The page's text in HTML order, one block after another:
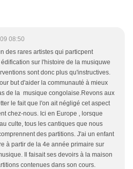
08:50
des rares artistes qui particpent
sur l'histoire de la musiquwe
sont donc plus qu'instructives.
but d'aider la communauté à mieux
de la musique congolaise.Revons aux
le fait que l'on ait négligé cet aspect
chez-nous. Ici en Europe , lorsque
culte, tous les cantiques que nous
des partitions. J'ai un enfant
à partir de la 4e année primaire sur
Il faisait ses devoirs à la maison
contenues dans son cours.